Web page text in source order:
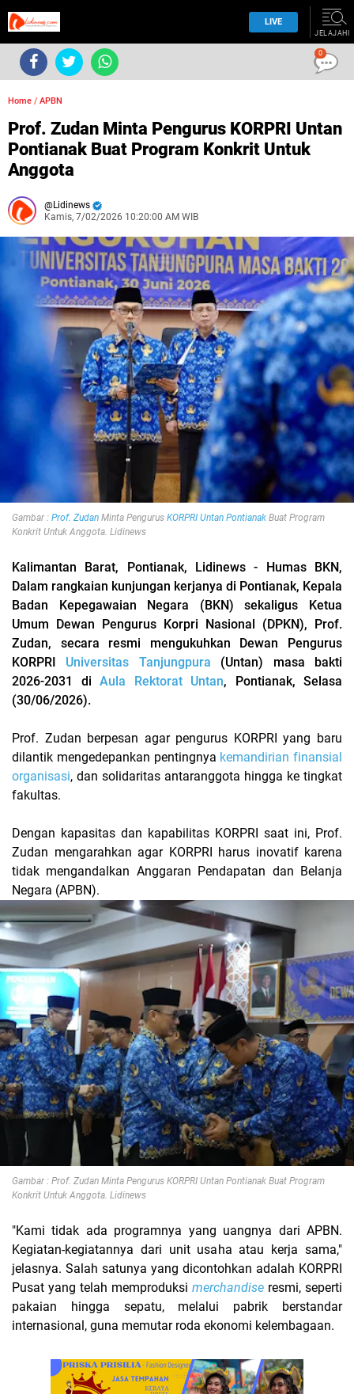
LIVE
JELAJAHI
Home / APBN
Prof. Zudan Minta Pengurus KORPRI Untan
Pontianak Buat Program Konkrit Untuk
Anggota
Lidinews
Kamis, 7/02/2026 10:20:00 AM WIB
Gambar : Prof. Zudan Minta Pengurus KORPRI Untan Pontianak Buat Program
Konkrit Untuk Anggota. Lidinews
Kalimantan Barat, Pontianak, Lidinews - Humas BKN,
Dalam rangkaian kunjungan kerjanya di Pontianak, Kepala
Badan Kepegawaian Negara (BKN) sekaligus Ketua
Umum Dewan Pengurus Korpri Nasional (DPKN), Prof.
Zudan, secara resmi mengukuhkan Dewan Pengurus
KORPRI Universitas Tanjungpura (Untan) masa bakti
2026-2031 di Aula Rektorat Untan, Pontianak, Selasa
(30/06/2026).
Prof. Zudan berpesan agar pengurus KORPRI yang baru
dilantik mengedepankan pentingnya kemandirian finansial
organisasi, dan solidaritas antaranggota hingga ke tingkat
fakultas.
Dengan kapasitas dan kapabilitas KORPRI saat ini, Prof.
Zudan mengarahkan agar KORPRI harus inovatif karena
tidak mengandalkan Anggaran Pendapatan dan Belanja
Negara (APBN).
Gambar : Prof. Zudan Minta Pengurus KORPRI Untan Pontianak Buat Program
Konkrit Untuk Anggota. Lidinews
"Kami tidak ada programnya yang uangnya dari APBN.
Kegiatan-kegiatannya dari unit usaha atau kerja sama,"
jelasnya. Salah satunya yang dicontohkan adalah KORPRI
Pusat yang telah memproduksi merchandise resmi, seperti
pakaian hingga sepatu, melalui pabrik berstandar
internasional, guna memutar roda ekonomi kelembagaan.
0